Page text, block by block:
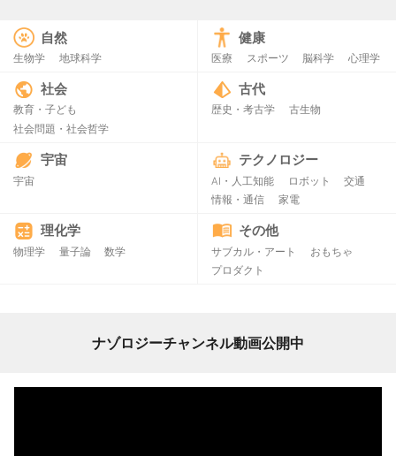
自然
生物学 地球科学
健康
医療 スポーツ 脳科学 心理学
社会
教育・子ども
社会問題・社会哲学
古代
歴史・考古学 古生物
宇宙
宇宙
テクノロジー
AI・人工知能 ロボット
交通
情報・通信
家電
理化学
物理学 量子論 数学
その他
サブカル・アート
おもちゃ
プロダクト
ナゾロジーチャンネル動画公開中